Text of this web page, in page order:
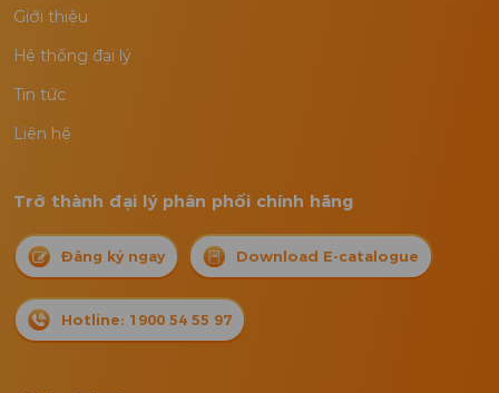
Giới thiệu
Hệ thống đại lý
Tin tức
Liên hệ
Trở thành đại lý phân phối chính hãng
Đăng ký ngay Download E-catalogue
Hotline: 1900 54 55 97